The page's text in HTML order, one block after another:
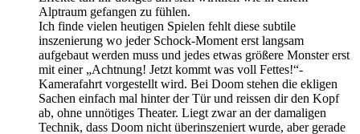
Alptraum gefangen zu fühlen.
Ich finde vielen heutigen Spielen fehlt diese subtile
inszenierung wo jeder Schock-Moment erst langsam
aufgebaut werden muss und jedes etwas größere Monster erst
mit einer „Achtnung! Jetzt kommt was voll Fettes!“-
Kamerafahrt vorgestellt wird. Bei Doom stehen die ekligen
Sachen einfach mal hinter der Tür und reissen dir den Kopf
ab, ohne unnötiges Theater. Liegt zwar an der damaligen
Technik, dass Doom nicht überinszeniert wurde, aber gerade